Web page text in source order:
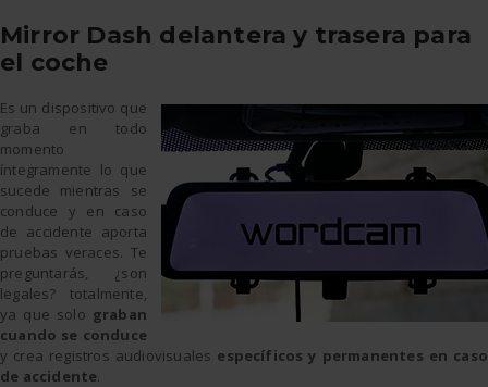
Mirror Dash delantera y trasera para
el coche
Es un dispositivo que
graba en todo
momento
íntegramente lo que
sucede mientras se
conduce y en caso
de accidente aporta
pruebas veraces. Te
preguntarás, ¿son
legales? totalmente,
ya que solo graban
cuando se conduce
y crea registros audiovisuales específicos y permanentes en caso
de accidente.